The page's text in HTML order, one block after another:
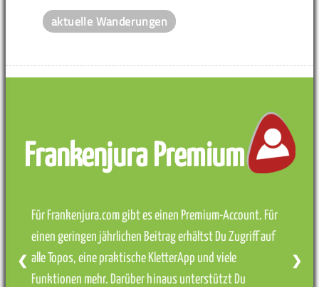
aktuelle Wanderungen
Frankenjura Premium
Für Frankenjura.com gibt es einen Premium-Account. Für
einen geringen jährlichen Beitrag erhältst Du Zugriff auf
alle Topos, eine praktische KletterApp und viele
Funktionen mehr. Darüber hinaus unterstützt Du
❮ ❯